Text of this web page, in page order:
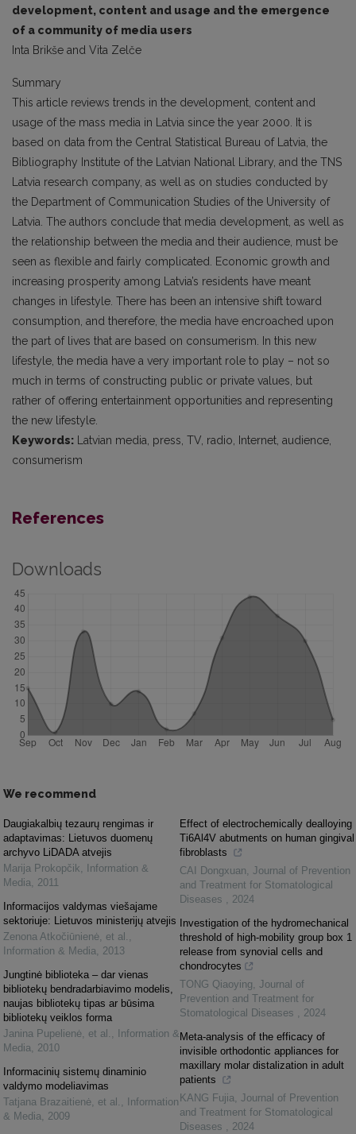
development, content and usage and the emergence
of a community of media users
Inta Brikše and Vita Zelče
Summary
This article reviews trends in the development, content and
usage of the mass media in Latvia since the year 2000. It is
based on data from the Central Statistical Bureau of Latvia, the
Bibliography Institute of the Latvian National Library, and the TNS
Latvia research company, as well as on studies conducted by
the Department of Communication Studies of the University of
Latvia. The authors conclude that media development, as well as
the relationship between the media and their audience, must be
seen as flexible and fairly complicated. Economic growth and
increasing prosperity among Latvia’s residents have meant
changes in lifestyle. There has been an intensive shift toward
consumption, and therefore, the media have encroached upon
the part of lives that are based on consumerism. In this new
lifestyle, the media have a very important role to play – not so
much in terms of constructing public or private values, but
rather of offering entertainment opportunities and representing
the new lifestyle.
Keywords: Latvian media, press, TV, radio, Internet, audience,
consumerism
References
Downloads
We recommend
Daugiakalbių tezaurų rengimas ir
adaptavimas: Lietuvos duomenų
archyvo LiDADA atvejis
Marija Prokopčik,
Information &
Media, 2011
Informacijos valdymas viešajame
sektoriuje: Lietuvos ministerijų atvejis
Zenona Atkočiūnienė, et al. ,
Information & Media, 2013
Jungtinė biblioteka – dar vienas
bibliotekų bendradarbiavimo modelis,
naujas bibliotekų tipas ar būsima
bibliotekų veiklos forma
Janina Pupelienė, et al. ,
Information &
Media, 2010
Informacinių sistemų dinaminio
valdymo modeliavimas
Tatjana Brazaitienė, et al. ,
Information
& Media, 2009
Effect of electrochemically dealloying
Ti6Al4V abutments on human gingival
fibroblasts
CAI Dongxuan, Journal of Prevention
and Treatment for Stomatological
Diseases , 2024
Investigation of the hydromechanical
threshold of high-mobility group box 1
release from synovial cells and
chondrocytes
TONG Qiaoying, Journal of
Prevention and Treatment for
Stomatological Diseases , 2024
Meta-analysis of the efficacy of
invisible orthodontic appliances for
maxillary molar distalization in adult
patients
KANG Fujia, Journal of Prevention
and Treatment for Stomatological
Diseases , 2024